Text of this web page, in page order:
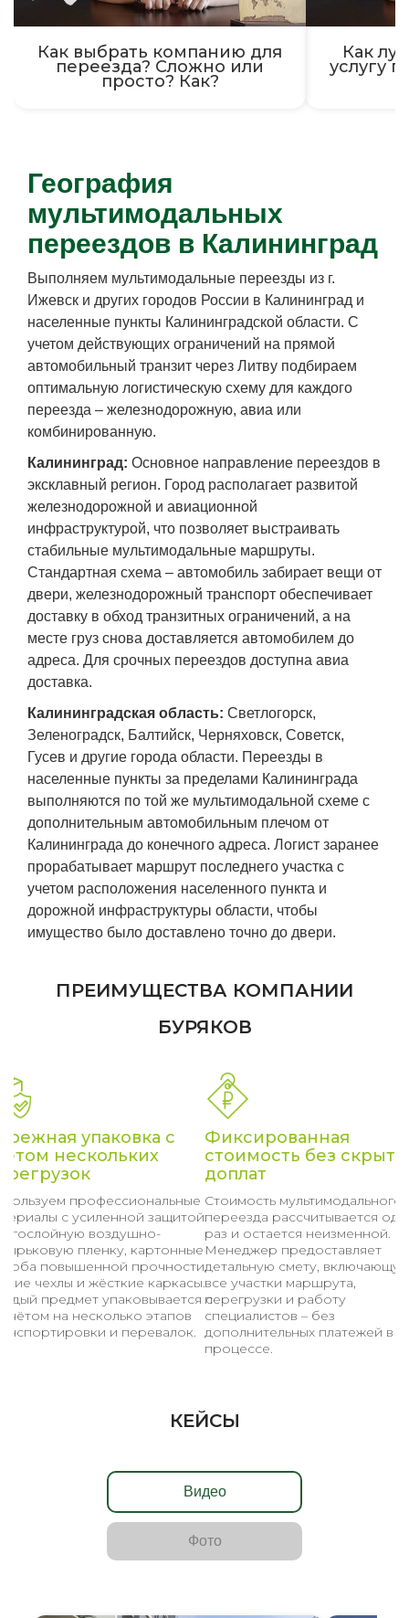
Как выбрать компанию для
переезда? Сложно или
просто? Как?
Как
услугу
География
мультимодальных
переездов в Калининград
Выполняем мультимодальные переезды из г.
Ижевск и других городов России в Калининград и
населенные пункты Калининградской области. С
учетом действующих ограничений на прямой
автомобильный транзит через Литву подбираем
оптимальную логистическую схему для каждого
переезда – железнодорожную, авиа или
комбинированную.
Калининград: Основное направление переездов в
эксклавный регион. Город располагает развитой
железнодорожной и авиационной
инфраструктурой, что позволяет выстраивать
стабильные мультимодальные маршруты.
Стандартная схема – автомобиль забирает вещи от
двери, железнодорожный транспорт обеспечивает
доставку в обход транзитных ограничений, а на
месте груз снова доставляется автомобилем до
адреса. Для срочных переездов доступна авиа
доставка.
Калининградская область: Светлогорск,
Зеленоградск, Балтийск, Черняховск, Советск,
Гусев и другие города области. Переезды в
населенные пункты за пределами Калининграда
выполняются по той же мультимодальной схеме с
дополнительным автомобильным плечом от
Калининграда до конечного адреса. Логист заранее
прорабатывает маршрут последнего участка с
учетом расположения населенного пункта и
дорожной инфраструктуры области, чтобы
имущество было доставлено точно до двери.
ПРЕИМУЩЕСТВА КОМПАНИИ
БУРЯКОВ
упаковка с
нескольких
профессиональные
с усиленной защитой:
воздушно-
пленку, картонные
повышенной прочности,
чехлы и жёсткие каркасы.
предмет упаковывается с
на несколько этапов
и перевалок.
Фиксированная
стоимость без
доплат
Стоимость мультимодального
переезда рассчитывается
раз и остается неизменной.
Менеджер предоставляет
детальную смету,
все участки маршрута,
перегрузки и работу
специалистов – без
дополнительных платежей в
процессе.
КЕЙСЫ
Видео
Фото